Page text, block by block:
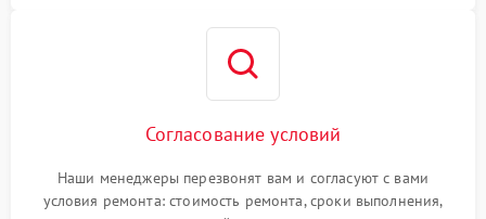
Согласование условий
Наши менеджеры перезвонят вам и согласуют с вами
условия ремонта: стоимость ремонта, сроки выполнения,